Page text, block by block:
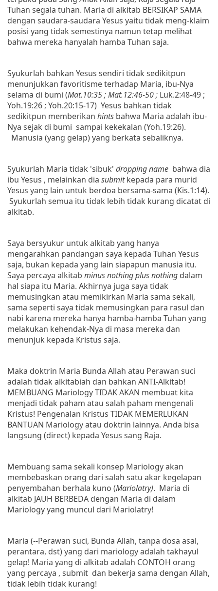
Tuhan segala tuhan. Maria di alkitab BERSIKAP SAMA
dengan saudara-saudara Yesus yaitu tidak meng-klaim
posisi yang tidak semestinya namun tetap melihat
bahwa mereka hanyalah hamba Tuhan saja.
Syukurlah bahkan Yesus sendiri tidak sedikitpun
menunjukkan favoritisme terhadap Maria, ibu-Nya
selama di bumi (Mat.10:35 ; Mat.12:46-50 ; Luk.2:48-49 ;
Yoh.19:26 ; Yoh.20:15-17) Yesus bahkan tidak
sedikitpun memberikan hints bahwa Maria adalah ibu-
Nya sejak di bumi sampai kekekalan (Yoh.19:26).
Manusia (yang gelap) yang berkata sebaliknya.
Syukurlah Maria tidak 'sibuk' dropping name bahwa dia
ibu Yesus , melainkan dia submitkepada para murid
Yesus yang lain untuk berdoa bersama-sama (Kis.1:14).
Syukurlah semua itu tidak lebih tidak kurang dicatat di
alkitab.
Saya bersyukur untuk alkitab yang hanya
mengarahkan pandangan saya kepada Tuhan Yesus
saja, bukan kepada yang lain siapapun manusia itu.
Saya percaya alkitab minus nothing plus nothing dalam
hal siapa itu Maria. Akhirnya juga saya tidak
memusingkan atau memikirkan Maria sama sekali,
sama seperti saya tidak memusingkan para rasul dan
nabi karena mereka hanya hamba-hamba Tuhan yang
melakukan kehendak-Nya di masa mereka dan
menunjuk kepada Kristus saja.
Maka doktrin Maria Bunda Allah atau Perawan suci
adalah tidak alkitabiah dan bahkan ANTI-Alkitab!
MEMBUANG Mariology TIDAK AKAN membuat kita
menjadi tidak paham atau salah paham mengenali
Kristus! Pengenalan Kristus TIDAK MEMERLUKAN
BANTUAN Mariology atau doktrin lainnya. Anda bisa
langsung (direct) kepada Yesus sang Raja.
Membuang sama sekali konsep Mariology akan
membebaskan orang dari salah satu akar kegelapan
penyembahan berhala kuno (Mariolatry). Maria di
alkitab JAUH BERBEDA dengan Maria di dalam
Mariology yang muncul dari Mariolatry!
Maria (--Perawan suci, Bunda Allah, tanpa dosa asal,
perantara, dst) yang dari mariology adalah takhayul
gelap! Maria yang di alkitab adalah CONTOH orang
yang percaya , submit dan bekerja sama dengan Allah,
tidak lebih tidak kurang!